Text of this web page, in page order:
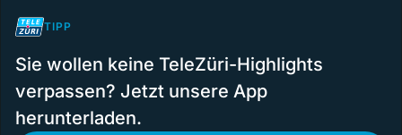
TIPP
Sie wollen keine TeleZüri-Highlights
verpassen? Jetzt unsere App
herunterladen.